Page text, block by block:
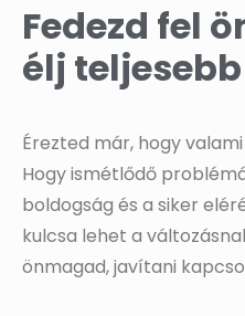
Fedezd fel
élj
Érezted már, hogy
Hogy ismétlődő
boldogság és a siker
kulcsa lehet a
önmagad, javítani